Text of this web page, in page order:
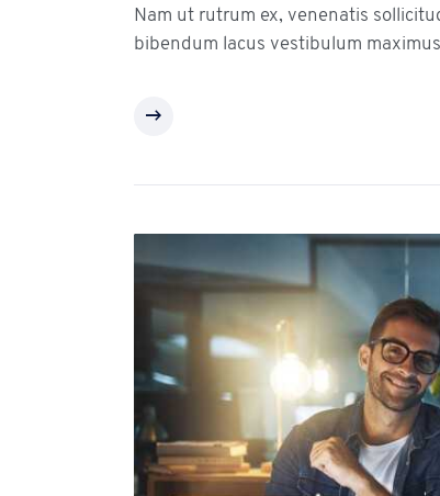
Nam ut rutrum ex, venenatis
bibendum lacus vestibulum